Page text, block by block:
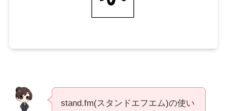
stand.fm(スタンドエフエム)の使い